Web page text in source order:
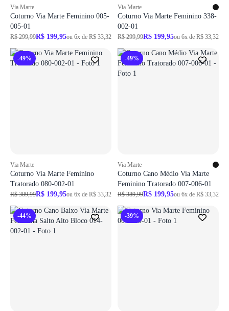
Via Marte
Coturno Via Marte Feminino 005-
005-01
R$ 299,99R$ 199,95ou 6x de R$ 33,32
Via Marte
Coturno Via Marte Feminino 338-
002-01
R$ 299,99R$ 199,95ou 6x de R$ 33,32
-49%
Via Marte
Coturno Via Marte Feminino
Tratorado 080-002-01
R$ 389,99R$ 199,95ou 6x de R$ 33,32
-49%
Via Marte
Coturno Cano Médio Via Marte
Feminino Tratorado 007-006-01
R$ 389,99R$ 199,95ou 6x de R$ 33,32
-44% -39%